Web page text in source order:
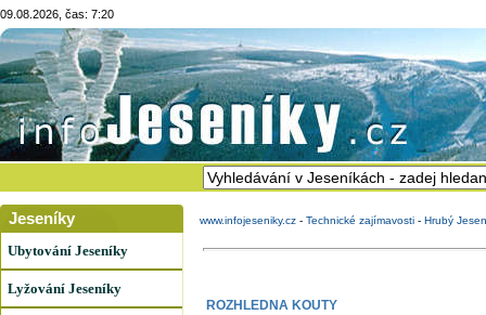
09.08.2026, čas: 7:20
Jeseníky
Ubytování Jeseníky
Lyžování Jeseníky
www.infojeseniky.cz - Technické zajímavosti - Hrubý
ROZHLEDNA KOUTY